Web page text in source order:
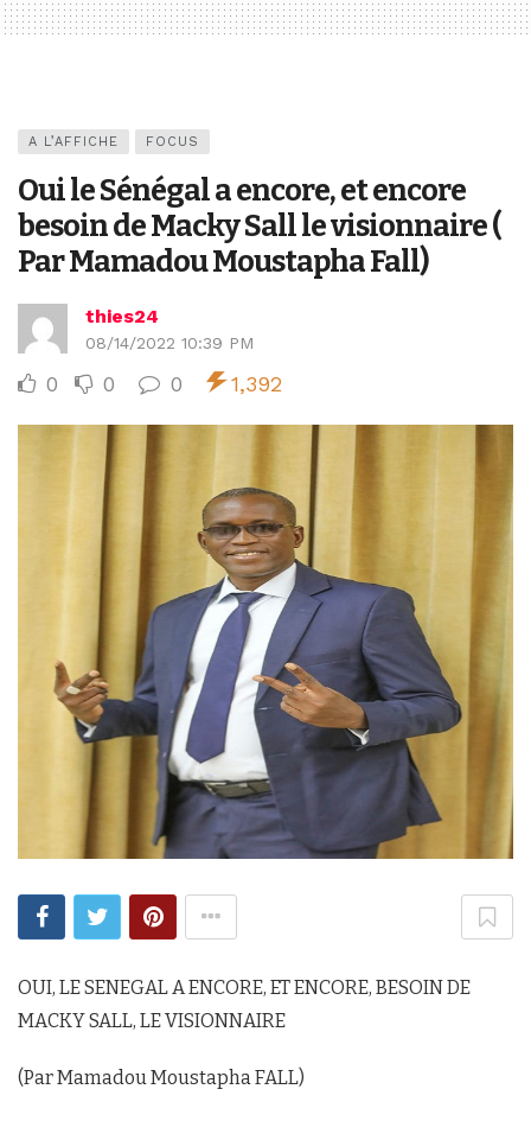
A L’AFFICHE FOCUS
Oui le Sénégal a encore, et encore
besoin de Macky Sall le visionnaire (
Par Mamadou Moustapha Fall)
thies24
08/14/2022 10:39 PM
0 0 0 1,392
OUI, LE SENEGAL A ENCORE, ET ENCORE, BESOIN DE
MACKY SALL, LE VISIONNAIRE
(Par Mamadou Moustapha FALL)